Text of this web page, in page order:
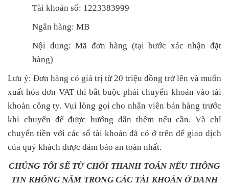
Tài khoản số: 1223383999
Ngân hàng: MB
Nội dung: Mã đơn hàng (tại bước xác nhận đặt
hàng)
Lưu ý: Đơn hàng có giá trị từ 20 triệu đồng trở lên và muốn
xuất hóa đơn VAT thì bắt buộc phải chuyển khoản vào tài
khoản công ty. Vui lòng gọi cho nhân viên bán hàng trước
khi chuyển để được hướng dẫn thêm nếu cần. Và chỉ
chuyển tiền với các số tài khoản đã có ở trên để giao dịch
của quý khách được đảm bảo an toàn nhất.
CHÚNG TÔI SẼ TỪ CHỐI THANH TOÁN NẾU THÔNG
TIN KHÔNG NẰM TRONG CÁC TÀI KHOẢN Ở DANH